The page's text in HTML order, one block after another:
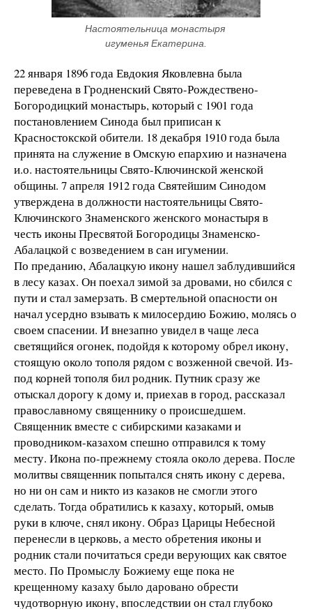
Настоятельница монастыря
игуменья Екатерина.
22 января 1896 года Евдокия Яковлевна была
переведена в Гродненский Свято-Рождествено-
Богородицкий монастырь, который с 1901 года
постановлением Синода был приписан к
Красностокской обители. 18 декабря 1910 года была
принята на служение в Омскую епархию и назначена
и.о. настоятельницы Свято-Ключинской женской
общины. 7 апреля 1912 года Святейшим Синодом
утверждена в должности настоятельницы Свято-
Ключинского Знаменского женского монастыря в
честь иконы Пресвятой Богородицы Знаменско-
Абалацкой с возведением в сан игумении.
По преданию, Абалацкую икону нашел заблудившийся
в лесу казах. Он поехал зимой за дровами, но сбился с
пути и стал замерзать. В смертельной опасности он
начал усердно взывать к милосердию Божию, молясь о
своем спасении. И внезапно увидел в чаще леса
светящийся огонек, подойдя к которому обрел икону,
стоящую около тополя рядом с возженной свечой. Из-
под корней тополя бил родник. Путник сразу же
отыскал дорогу к дому и, приехав в город, рассказал
православному священнику о происшедшем.
Священник вместе с сибирскими казаками и
проводником-казахом спешно отправился к тому
месту. Икона по-прежнему стояла около дерева. После
молитвы священник попытался снять икону с дерева,
но ни он сам и никто из казаков не смогли этого
сделать. Тогда обратились к казаху, который, омыв
руки в ключе, снял икону. Образ Царицы Небесной
перенесли в церковь, а место обретения иконы и
родник стали почитаться среди верующих как святое
место. По Промыслу Божиему еще пока не
крещенному казаху было даровано обрести
чудотворную икону, впоследствии он стал глубоко